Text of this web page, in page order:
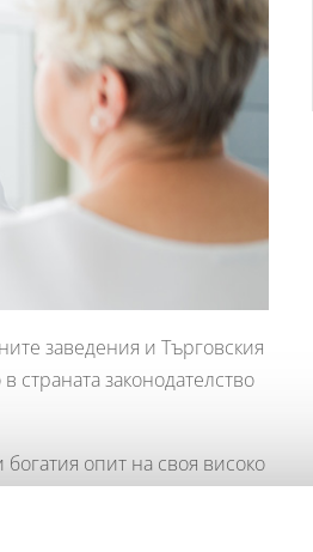
заведения и Търговския
страната законодателство
опит на своя високо